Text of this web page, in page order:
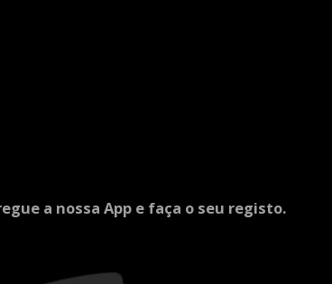
a nossa App e faça o seu registo.